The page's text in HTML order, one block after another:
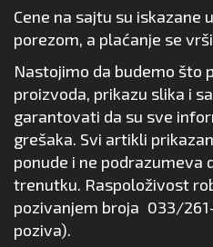
Cene na sajtu su iskazane
porezom, a plaćanje se
Nastojimo da budemo što
proizvoda, prikazu slika i
garantovati da su sve
grešaka. Svi artikli
ponude i ne podrazumeva
trenutku. Raspoloživost
pozivanjem broja 033/
poziva).